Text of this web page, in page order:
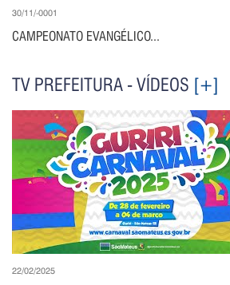
30/11/-0001
CAMPEONATO EVANGÉLICO...
TV PREFEITURA - VÍDEOS [+]
22/02/2025